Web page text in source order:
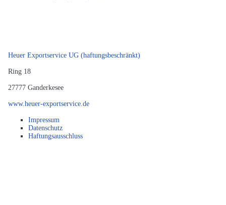
Heuer Exportservice UG (haftungsbeschränkt)
Ring 18
27777 Ganderkesee
www.heuer-exportservice.de
Impressum
Datenschutz
Haftungsausschluss